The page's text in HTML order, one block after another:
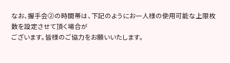
なお、握手会②の時間帯は、下記のようにお一人様の使用可能な上限枚
数を設定させて頂く場合が
ございます。皆様のご協力をお願いいたします。